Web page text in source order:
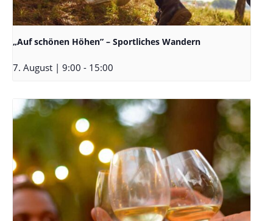
„Auf schönen Höhen” – Sportliches Wandern
7. August | 9:00 - 15:00